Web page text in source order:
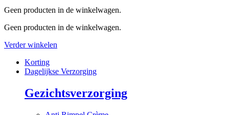
Geen producten in de winkelwagen.
Geen producten in de winkelwagen.
Verder winkelen
Korting
Dagelijkse Verzorging
Gezichtsverzorging